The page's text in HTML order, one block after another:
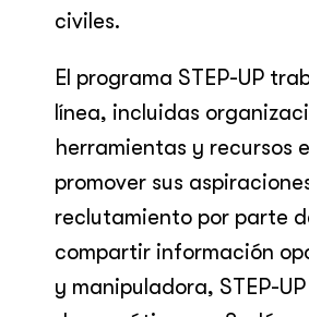
civiles.
El programa STEP-UP
línea, incluidas
herramientas y recursos
promover sus
reclutamiento por parte
compartir información
y manipuladora, STEP-